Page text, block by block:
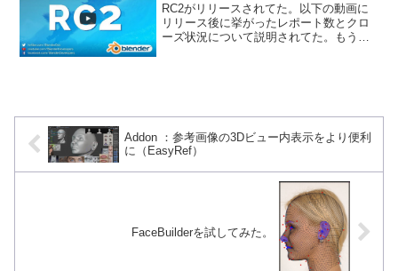
RC2がリリースされてた。以下の動画に
リリース後に挙がったレポート数とクロ
ーズ状況について説明されてた。もう少
Addon ：参考画像の3Dビュー内表示をより便利
に（EasyRef）
FaceBuilderを試してみた。